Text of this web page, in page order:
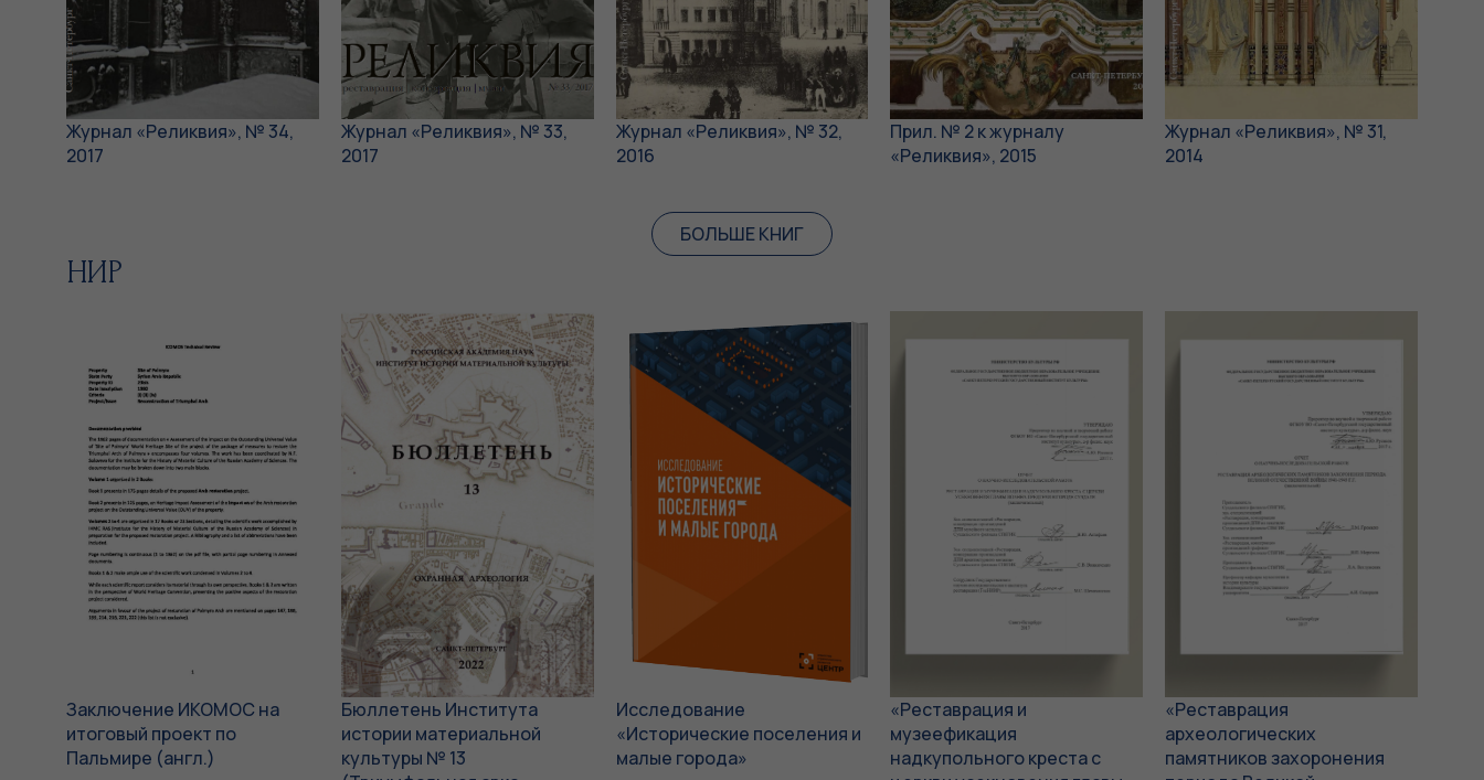
Журнал «Реликвия», № 34,
2017
Журнал «Реликвия», № 33,
2017
Журнал «Реликвия», № 32,
2016
Прил. № 2 к журналу
«Реликвия», 2015
Журнал «Реликвия», № 31,
2014
БОЛЬШЕ КНИГ
НИР
Заключение ИКОМОС на
итоговый проект по
Пальмире (англ.)
Бюллетень Института
истории материальной
культуры № 13
Исследование
«Исторические поселения и
малые города»
«Реставрация и
музеефикация
надкупольного креста с
«Реставрация
археологических
памятников захоронения